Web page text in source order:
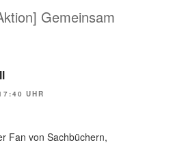
Gemeinsam
UHR
Fan von Sachbüchern,